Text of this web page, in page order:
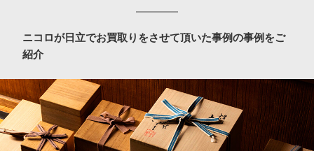
ニコロが日立でお買取りをさせて頂いた事例の事例をご
紹介